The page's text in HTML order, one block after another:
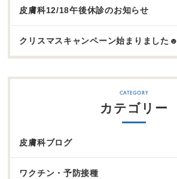
皮膚科12/18午後休診のお知らせ
クリスマスキャンペーン始まりました☻
カテゴリー
皮膚科ブログ
ワクチン・予防接種